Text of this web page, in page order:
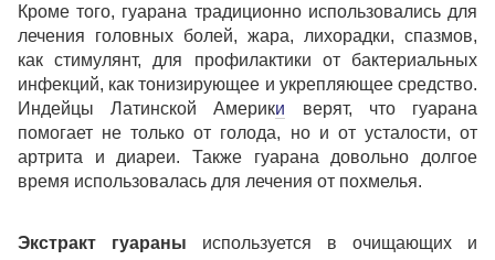
Кроме того, гуарана традиционно использовались для
лечения головных болей, жара, лихорадки, спазмов,
как стимулянт, для профилактики от бактериальных
инфекций, как тонизирующее и укрепляющее средство.
Индейцы Латинской Америки верят, что гуарана
помогает не только от голода, но и от усталости, от
артрита и диареи. Также гуарана довольно долгое
время использовалась для лечения от похмелья.
Экстракт гуараны используется в очищающих и